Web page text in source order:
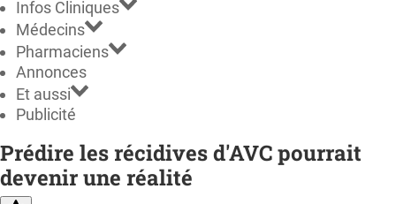
Infos Cliniques
Médecins
Pharmaciens
Annonces
Et aussi
Publicité
Prédire les récidives d'AVC pourrait
devenir une réalité